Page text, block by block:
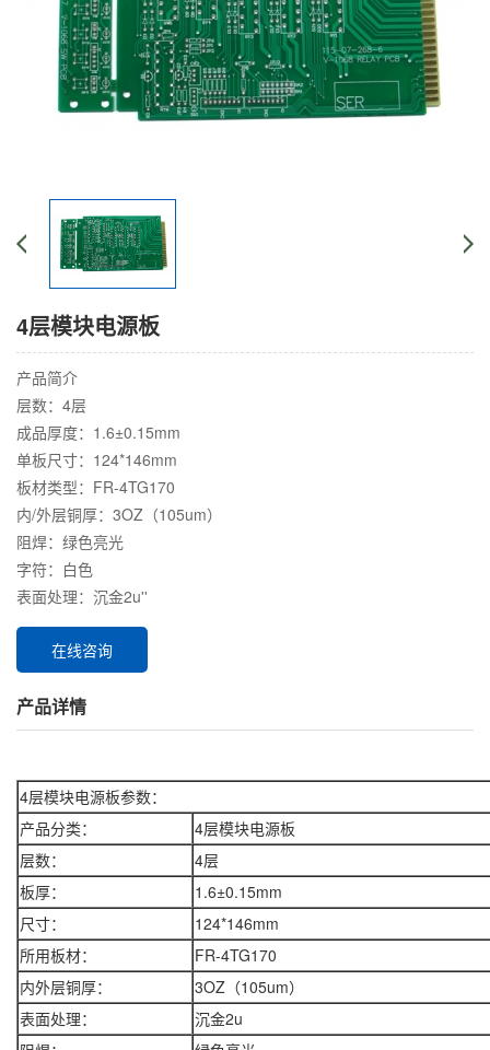
4层模块电源板
产品简介
层数：4层
成品厚度：1.6±0.15mm
单板尺寸：124*146mm
板材类型：FR-4TG170
内/外层铜厚：3OZ（105um）
阻焊：绿色亮光
字符：白色
表面处理：沉金2u''
在线咨询
产品详情
4层模块电源板参数：
产品分类：
4层模块电源板
层数：
4层
板厚：
1.6±0.15mm
尺寸：
124*146mm
所用板材：
FR-4TG170
内外层铜厚：
3OZ（105um）
表面处理：
沉金2u